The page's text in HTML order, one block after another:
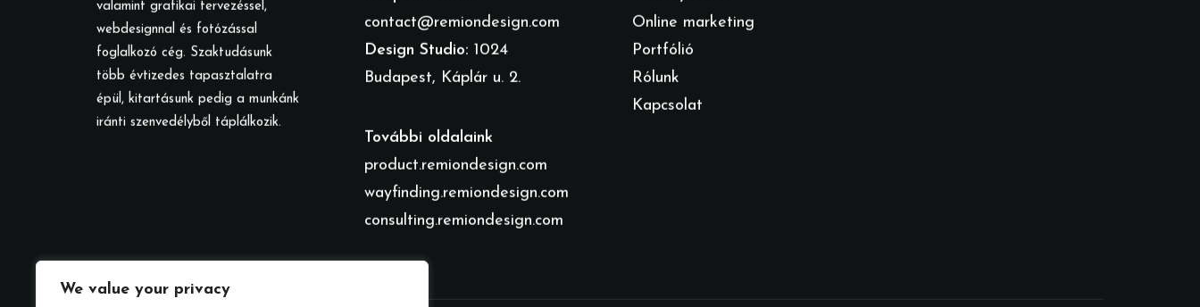
We value your privacy
valamint grafikai tervezéssel,
webdesignnal és fotózással
foglalkozó cég. Szaktudásunk
több évtizedes tapasztalatra
épül, kitartásunk pedig a munkánk
iránti szenvedélyből táplálkozik.
contact@remiondesign.com
Design Studio: 1024
Budapest, Káplár u. 2.
További oldalaink
product.remiondesign.com
wayfinding.remiondesign.com
consulting.remiondesign.com
Online marketing
Portfólió
Rólunk
Kapcsolat